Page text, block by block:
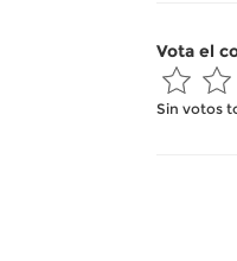
Vota el
Sin votos